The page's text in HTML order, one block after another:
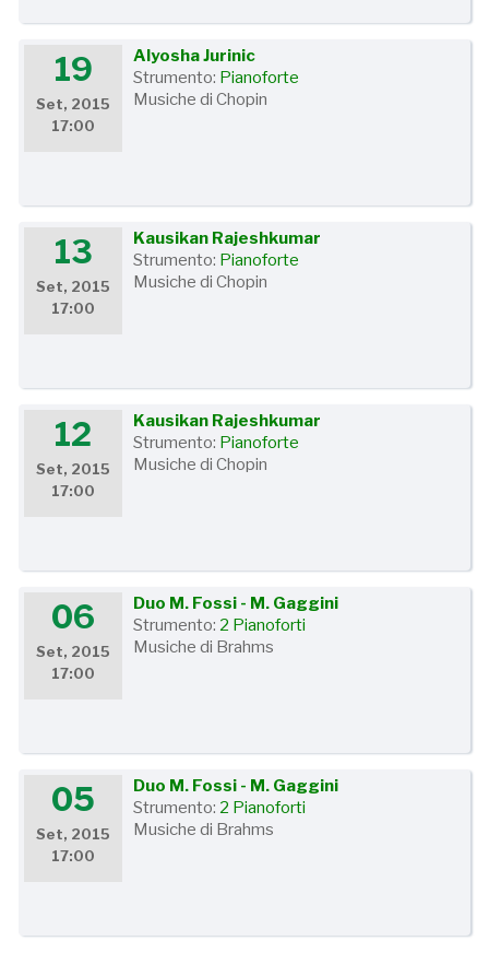
19
Set, 2015
17:00
Alyosha Jurinic
Strumento: Pianoforte
Musiche di Chopin
13
Set, 2015
17:00
Kausikan Rajeshkumar
Strumento: Pianoforte
Musiche di Chopin
12
Set, 2015
17:00
Kausikan Rajeshkumar
Strumento: Pianoforte
Musiche di Chopin
06
Set, 2015
17:00
Duo M. Fossi - M. Gaggini
Strumento: 2 Pianoforti
Musiche di Brahms
05
Set, 2015
17:00
Duo M. Fossi - M. Gaggini
Strumento: 2 Pianoforti
Musiche di Brahms